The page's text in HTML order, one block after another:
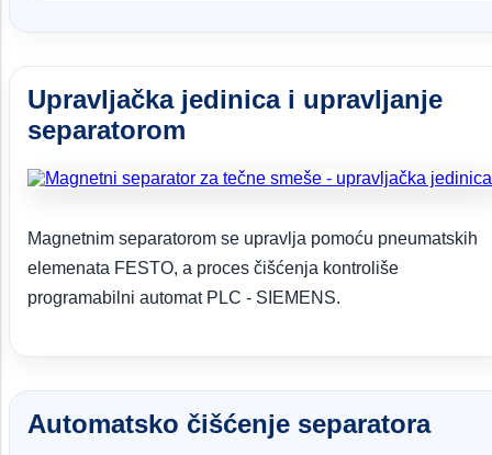
Upravljačka jedinica i upravljanje
separatorom
Magnetnim separatorom se upravlja pomoću pneumatskih
elemenata FESTO, a proces čišćenja kontroliše
programabilni automat PLC - SIEMENS.
Automatsko čišćenje separatora